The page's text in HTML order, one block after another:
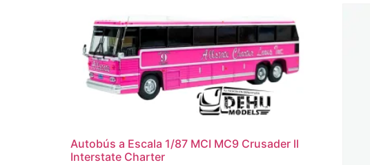
Autobús a Escala 1/87 MCI MC9 Crusader ll
Interstate Charter